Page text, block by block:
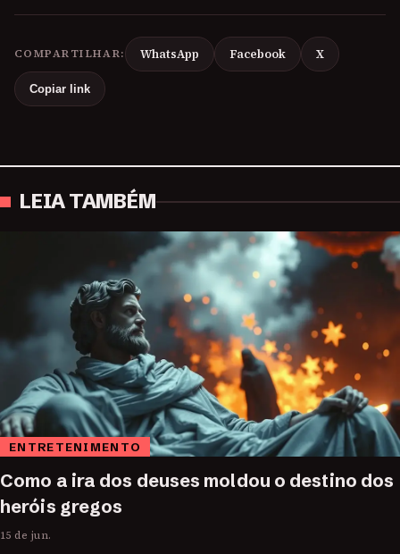
COMPARTILHAR: WhatsApp Facebook X
Copiar link
LEIA TAMBÉM
ENTRETENIMENTO
Como a ira dos deuses moldou o destino dos
heróis gregos
15 de jun.